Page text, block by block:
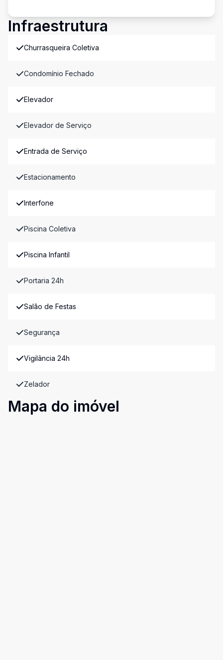
Infraestrutura
Churrasqueira Coletiva
Condomínio Fechado
Elevador
Elevador de Serviço
Entrada de Serviço
Estacionamento
Interfone
Piscina Coletiva
Piscina Infantil
Portaria 24h
Salão de Festas
Segurança
Vigilância 24h
Zelador
Mapa do imóvel